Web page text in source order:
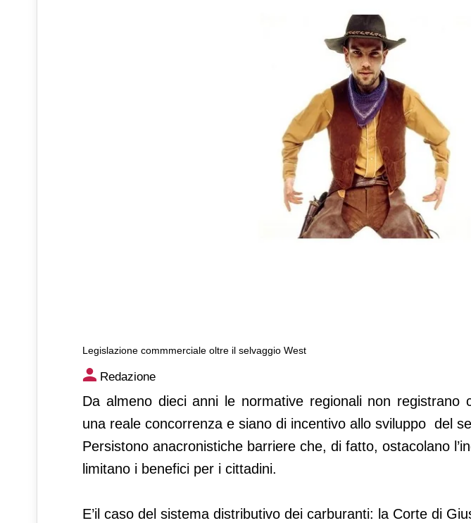
Legislazione commmerciale oltre il selvaggio West
Legislazione commmerciale oltre il selvaggio
Redazione
Da almeno dieci anni le normative regionali non
una reale concorrenza e siano di incentivo allo sviluppo del
Persistono anacronistiche barriere che, di fatto, ostacolano
limitano i benefici per i cittadini.
E’il caso del sistema distributivo dei carburanti: la Corte di